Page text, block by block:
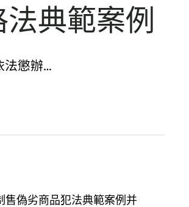
典範案例
法懲辦…
售偽劣商品犯法典範案例并